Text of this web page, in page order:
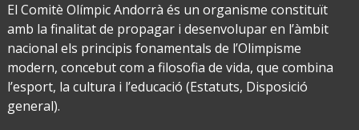
El Comitè Olímpic Andorrà és un organisme constituït
amb la finalitat de propagar i desenvolupar en l’àmbit
nacional els principis fonamentals de l’Olimpisme
modern, concebut com a filosofia de vida, que combina
l’esport, la cultura i l’educació (Estatuts, Disposició
general).